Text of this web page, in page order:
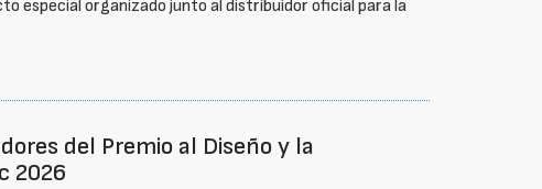
especial organizado junto al distribuidor oficial para la
del Premio al Diseño y la
2026